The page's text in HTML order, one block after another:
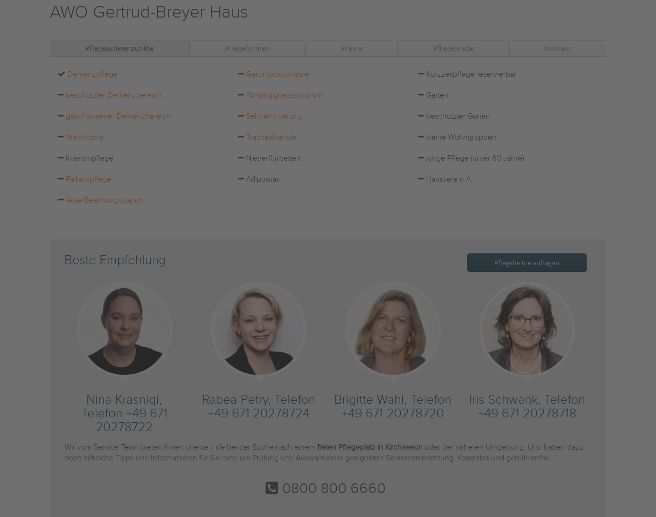
AWO Gertrud-Breyer Haus
Pflegeschwerpunkte Pflegeformen Preise Pflegegrade Kontakt
Demenzpflege Gerontopsychiatrie Kurzzeitpflege reservierbar
beschützter Demenzbereich Abhängigkeitssyndrom Garten
geschlossener Demenzbereich Sehbehinderung beschützter Garten
Wachkoma Trachealkanüle kleine Wohngruppen
Intensivpflege Niederflurbetten junge Pflege (unter 60 Jahre)
Palliativpflege Adipositas Haustiere n.A.
feste Beatmungsstation
Beste Empfehlung Pflegeheime anfragen
Nina Krasniqi,
Telefon +49 671
20278722
Rabea Petry, Telefon
+49 671 20278724
Brigitte Wahl, Telefon
+49 671 20278720
Iris Schwank, Telefon
+49 671 20278718
Wir vom Service-Team bieten Ihnen direkte Hilfe bei der Suche nach einem freien Pflegeplatz in Kirchseeon oder der näheren Umgebung. Und haben dazu
noch hilfreiche Tipps und Informationen für Sie rund um Prüfung und Auswahl einer geeigneten Senioreneinrichtung. Kostenlos und gebührenfrei.
0800 800 6660